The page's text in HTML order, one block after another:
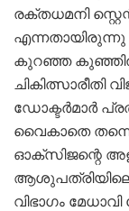
രക്തധമനി
എന്നതായിരുന്നു
കുറഞ്ഞ
ചികിത്സാരീതി
ഡോക്ടർമാർ
വൈകാതെ
ഓക്‌സിജന്റെ
ആശുപത്രിയിലെ
വിഭാഗം